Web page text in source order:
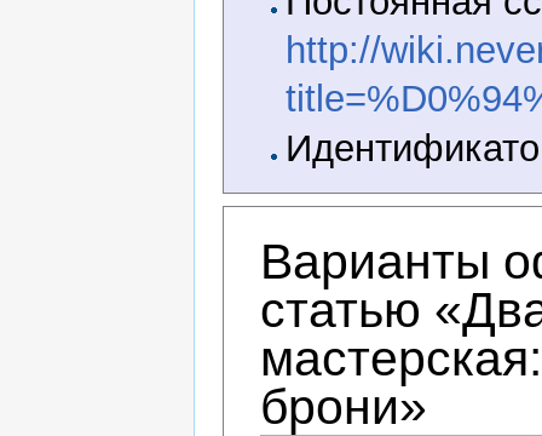
http://
Варианты
статью
брони»